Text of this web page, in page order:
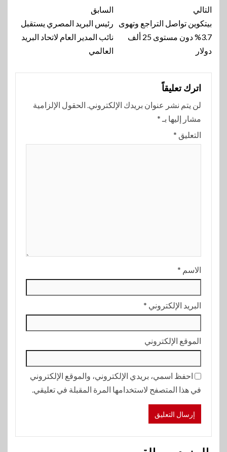
تنقل
المقالة
السابق
رئيس البريد المصري يستقبل
نائب المدير العام لاتحاد البريد
العالمي
التالي
بيتكوين تواصل التراجع وتهوى
3.7% دون مستوى 25 ألف
دولار
اترك تعليقاً
لن يتم نشر عنوان بريدك الإلكتروني. الحقول الإلزامية
مشار إليها بـ *
التعليق *
الاسم *
البريد الإلكتروني *
الموقع الإلكتروني
احفظ اسمي، بريدي الإلكتروني، والموقع الإلكتروني
في هذا المتصفح لاستخدامها المرة المقبلة في تعليقي.